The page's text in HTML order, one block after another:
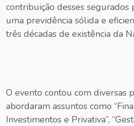
contribuição desses segurados
uma previdência sólida e
três décadas de existência da
O evento contou com diversas
abordaram assuntos como
Investimentos e Privativa”,